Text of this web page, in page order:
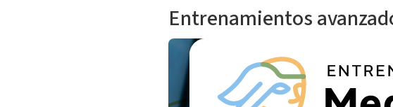
Entrenamientos